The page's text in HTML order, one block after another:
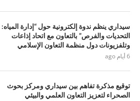
سيداري ينظم ندوة إلكترونية حول “إدارة المياه:
التحديات والفرص” بالتعاون مع اتحاد إذاعات
وتلفزيونات دول منظمة التعاون الإسلامي
6 أيام ago
توقيع مذكرة تفاهم بين سيداري ومركز بحوث
الصحراء لتعزيز التعاون العلمي والبيئي